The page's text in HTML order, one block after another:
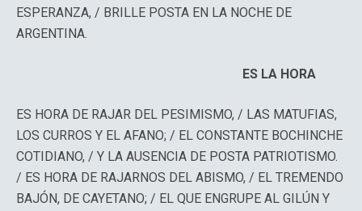
ESPERANZA, / BRILLE POSTA EN LA NOCHE DE
ARGENTINA.
ES LA HORA
ES HORA DE RAJAR DEL PESIMISMO, / LAS MATUFIAS,
LOS CURROS Y EL AFANO; / EL CONSTANTE BOCHINCHE
COTIDIANO, / Y LA AUSENCIA DE POSTA PATRIOTISMO.
/ ES HORA DE RAJARNOS DEL ABISMO, / EL TREMENDO
BAJÓN, DE CAYETANO; / EL QUE ENGRUPE AL GILÚN Y